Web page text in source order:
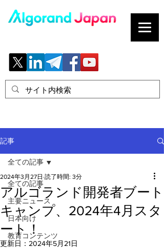
記事
全ての記事
主要ニュース
日本向け
教育コンテンツ
全ての記事
アルゴランド開発者ブート
キャンプ、2024年4月スタ
ート！
2024年3月27日 読了時間: 3分
更新日： 2024年5月21日